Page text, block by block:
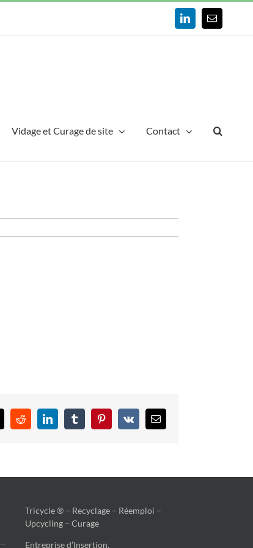
LinkedInEmail
Vidage et Curage de site Contact
RedditLinkedInTumblrPinterest
Vk Email
Tricycle ® – Recyclage – Réemploi –
Upcycling – Curage
Entreprise d’Insertion,